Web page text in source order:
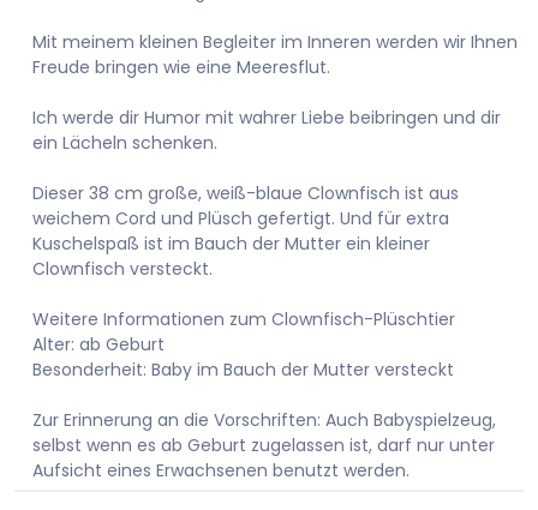
Mit meinem kleinen Begleiter im Inneren werden wir Ihnen
Freude bringen wie eine Meeresflut.
Ich werde dir Humor mit wahrer Liebe beibringen und dir
ein Lächeln schenken.
Dieser 38 cm große, weiß-blaue Clownfisch ist aus
weichem Cord und Plüsch gefertigt. Und für extra
Kuschelspaß ist im Bauch der Mutter ein kleiner
Clownfisch versteckt.
Weitere Informationen zum Clownfisch-Plüschtier
Alter: ab Geburt
Besonderheit: Baby im Bauch der Mutter versteckt
Zur Erinnerung an die Vorschriften: Auch Babyspielzeug,
selbst wenn es ab Geburt zugelassen ist, darf nur unter
Aufsicht eines Erwachsenen benutzt werden.